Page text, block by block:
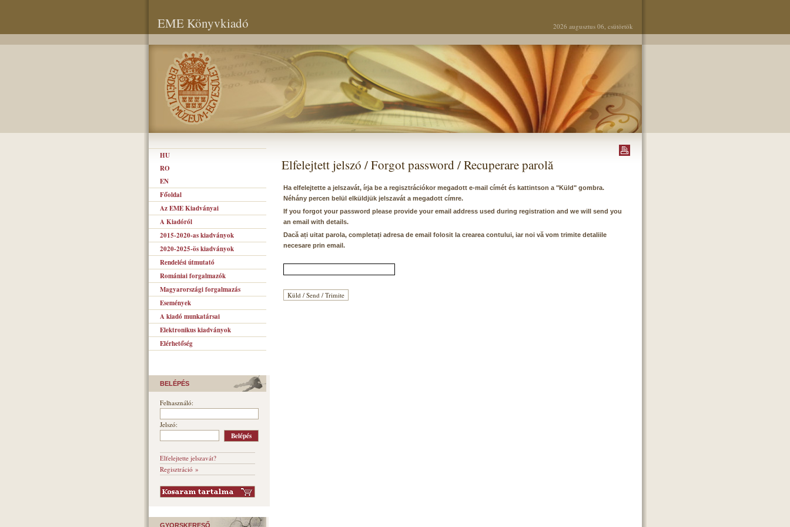
EME Könyvkiadó 2026 augusztus 06, csütörtök
HU
RO
EN
Főoldal
Az EME Kiadványai
A Kiadóról
2015-2020-as kiadványok
2020-2025-ös kiadványok
Rendelési útmutató
Romániai forgalmazók
Magyarországi forgalmazás
Események
A kiadó munkatársai
Elektronikus kiadványok
Elérhetőség
BELÉPÉS
Felhasználó:
Jelszó:
Elfelejtette jelszavát?
Regisztráció »
GYORSKERESŐ
Elfelejtett jelszó / Forgot password / Recuperare parolă
Ha elfelejtette a jelszavát, írja be a regisztrációkor megadott e-mail címét és kattintson a "Küld" gombra.
Néhány percen belül elküldjük jelszavát a megadott címre.
If you forgot your password please provide your email address used during registration and we will send you
an email with details.
Dacă ați uitat parola, completați adresa de email folosit la crearea contului, iar noi vă vom trimite detaliile
necesare prin email.